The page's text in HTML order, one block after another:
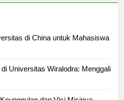
di China untuk Mahasiswa
Universitas Wiralodra: Menggali